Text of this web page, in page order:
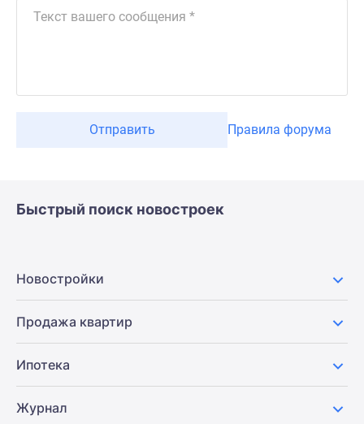
Отправить Правила форума
Быстрый поиск новостроек
Новостройки
Продажа квартир
Ипотека
Журнал